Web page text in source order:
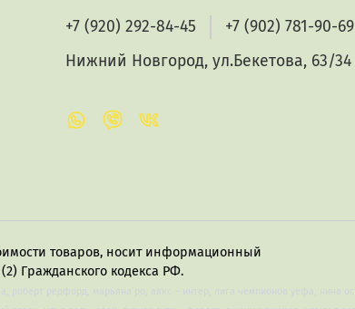
+7 (920) 292-84-45
+7 (902) 781-90-69
Нижний Новгород, ул.Бекетова, 63/34
товаров, носит информационный
Гражданского кодекса РФ.